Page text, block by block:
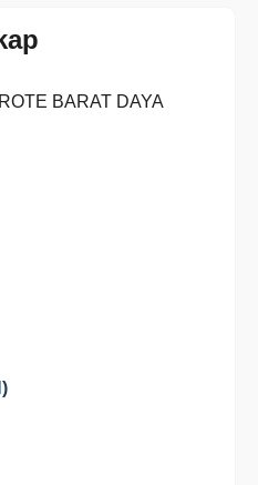
BARAT DAYA